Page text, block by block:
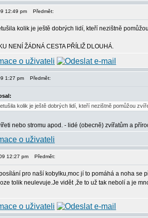
12:49 pm Předmět:
kolik je ještě dobrých lidí, kteří nezištně
NENÍ ŽÁDNÁ CESTA PŘÍLIŽ DLOUHÁ.
1:27 pm Předmět:
kolik je ještě dobrých lidí, kteří nezištně pomůžou
nebo stromu apod. - lidé (obecně) zvířatům a
12:27 pm Předmět:
pro naší kobylku,moc jí to pomáhá a noha
tolik neulevuje.Je vidět ,že to už tak nebolí a je